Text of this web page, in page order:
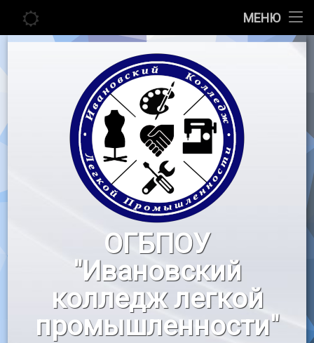
МЕНЮ
Главная
Педагогу
Воспитательная работа
«Профессионалы»
«Профессионалитет»
Перейти
ОГБПОУ
"Ивановский
колледж легкой
промышленности"